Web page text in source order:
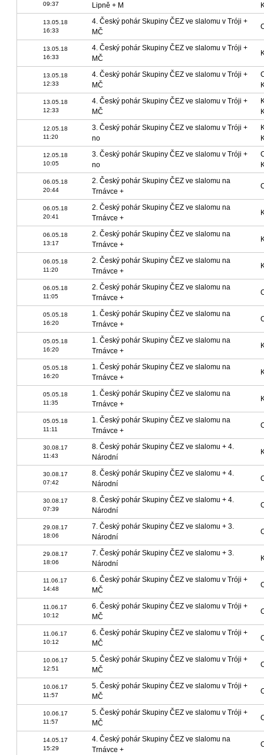
09:37
Lipně + M
13.05.18
16:33
4. Český pohár Skupiny ČEZ ve slalomu v Tróji +
MČ
13.05.18
16:33
4. Český pohár Skupiny ČEZ ve slalomu v Tróji +
MČ
13.05.18
12:33
4. Český pohár Skupiny ČEZ ve slalomu v Tróji +
MČ
13.05.18
12:33
4. Český pohár Skupiny ČEZ ve slalomu v Tróji +
MČ
12.05.18
11:20
3. Český pohár Skupiny ČEZ ve slalomu v Tróji +
no
12.05.18
10:05
3. Český pohár Skupiny ČEZ ve slalomu v Tróji +
no
06.05.18
20:44
2. Český pohár Skupiny ČEZ ve slalomu na
Trnávce +
06.05.18
20:41
2. Český pohár Skupiny ČEZ ve slalomu na
Trnávce +
06.05.18
13:17
2. Český pohár Skupiny ČEZ ve slalomu na
Trnávce +
06.05.18
11:20
2. Český pohár Skupiny ČEZ ve slalomu na
Trnávce +
06.05.18
11:05
2. Český pohár Skupiny ČEZ ve slalomu na
Trnávce +
05.05.18
16:20
1. Český pohár Skupiny ČEZ ve slalomu na
Trnávce +
05.05.18
16:20
1. Český pohár Skupiny ČEZ ve slalomu na
Trnávce +
05.05.18
16:20
1. Český pohár Skupiny ČEZ ve slalomu na
Trnávce +
05.05.18
11:35
1. Český pohár Skupiny ČEZ ve slalomu na
Trnávce +
05.05.18
11:11
1. Český pohár Skupiny ČEZ ve slalomu na
Trnávce +
30.08.17
11:43
8. Český pohár Skupiny ČEZ ve slalomu + 4.
Národní
30.08.17
07:42
8. Český pohár Skupiny ČEZ ve slalomu + 4.
Národní
30.08.17
07:39
8. Český pohár Skupiny ČEZ ve slalomu + 4.
Národní
29.08.17
18:06
7. Český pohár Skupiny ČEZ ve slalomu + 3.
Národní
29.08.17
18:06
7. Český pohár Skupiny ČEZ ve slalomu + 3.
Národní
11.06.17
14:48
6. Český pohár Skupiny ČEZ ve slalomu v Tróji +
MČ
11.06.17
10:12
6. Český pohár Skupiny ČEZ ve slalomu v Tróji +
MČ
11.06.17
10:12
6. Český pohár Skupiny ČEZ ve slalomu v Tróji +
MČ
10.06.17
12:51
5. Český pohár Skupiny ČEZ ve slalomu v Tróji +
MČ
10.06.17
11:57
5. Český pohár Skupiny ČEZ ve slalomu v Tróji +
MČ
10.06.17
11:57
5. Český pohár Skupiny ČEZ ve slalomu v Tróji +
MČ
14.05.17
15:29
4. Český pohár Skupiny ČEZ ve slalomu na
Trnávce +